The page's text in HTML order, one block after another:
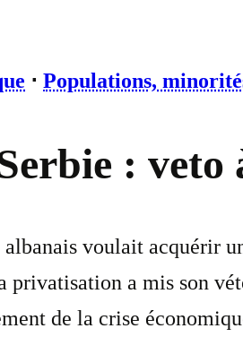
⋅ Populations,
:
voulait acquérir
privatisation a mis son
de la crise